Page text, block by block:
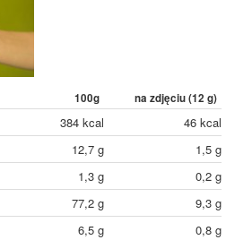
100g na zdjęciu (12 g)
384 kcal
46 kcal
12,7 g
1,5 g
1,3 g
0,2 g
77,2 g
9,3 g
6,5 g 0,8 g